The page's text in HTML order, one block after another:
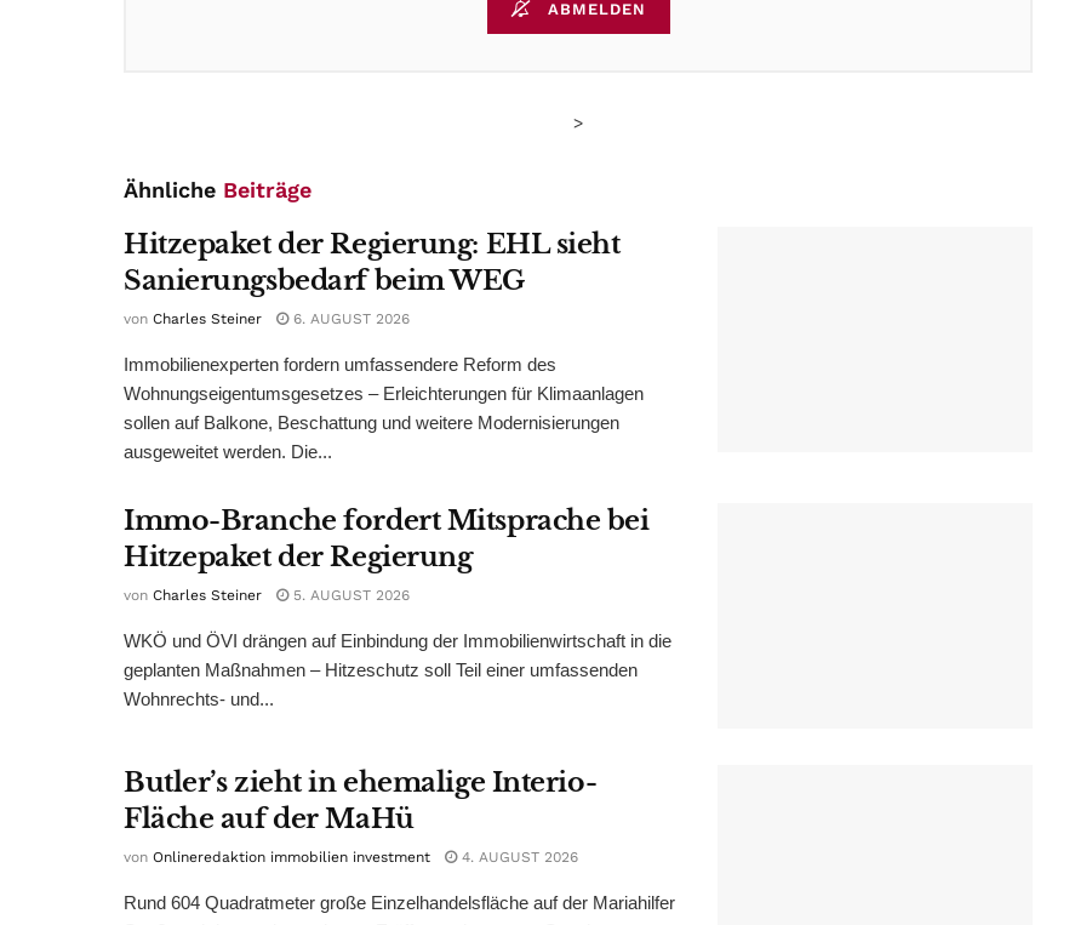
ABMELDEN
>
Ähnliche Beiträge
Hitzepaket der Regierung: EHL sieht
Sanierungsbedarf beim WEG
von Charles Steiner 6. AUGUST 2026
Immobilienexperten fordern umfassendere Reform des
Wohnungseigentumsgesetzes – Erleichterungen für Klimaanlagen
sollen auf Balkone, Beschattung und weitere Modernisierungen
ausgeweitet werden. Die...
Immo-Branche fordert Mitsprache bei
Hitzepaket der Regierung
von Charles Steiner 5. AUGUST 2026
WKÖ und ÖVI drängen auf Einbindung der Immobilienwirtschaft in die
geplanten Maßnahmen – Hitzeschutz soll Teil einer umfassenden
Wohnrechts- und...
Butler’s zieht in ehemalige Interio-
Fläche auf der MaHü
von Onlineredaktion immobilien investment 4. AUGUST 2026
Rund 604 Quadratmeter große Einzelhandelsfläche auf der Mariahilfer